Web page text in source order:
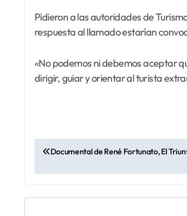
Pidieron a las autoridades de
respuesta al llamado estarían
«No podemos ni debemos aceptar
dirigir, guiar y orientar al turista
N
a
v
Documental de René Fortunato, El